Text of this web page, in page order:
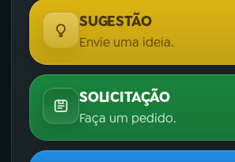
SUGESTÃO
Envie uma ideia.
SOLICITAÇÃO
Faça um pedido.